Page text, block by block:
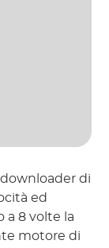
di
ed
a 8 volte la
motore di